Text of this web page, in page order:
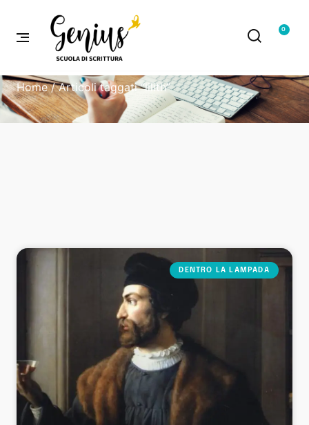
0
Home/ Articoli taggati “lilith”
DENTRO LA LAMPADA